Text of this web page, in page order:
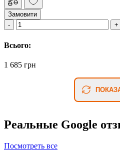
Замовити
Всього:
1 685 грн
Реальные Google
Посмотреть все